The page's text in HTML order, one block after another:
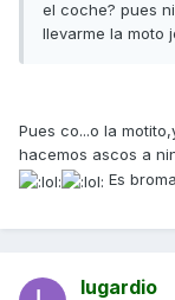
el coche? pues
llevarme la moto
Pues co...o la
hacemos ascos a
Es broma
lugardio